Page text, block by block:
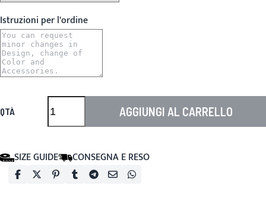
Istruzioni per l'ordine
QTÀ AGGIUNGI AL CARRELLO
SIZE GUIDE CONSEGNA E RESO